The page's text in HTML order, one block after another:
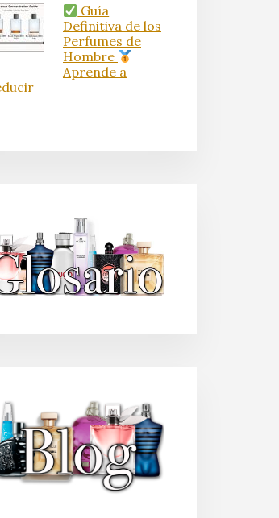
Guía
Definitiva de los
Perfumes de
Hombre
Aprende a